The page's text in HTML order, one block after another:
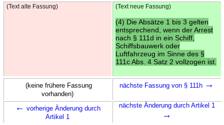
(Text alte Fassung) (Text neue Fassung)
(4) Die Absätze 1 bis 3 gelten
entsprechend, wenn der Arrest
nach § 111d in ein Schiff,
Schiffsbauwerk oder
Luftfahrzeug im Sinne des §
111c Abs. 4 Satz 2 vollzogen ist.
(keine frühere Fassung
vorhanden)
nächste Fassung von § 111h →
← vorherige Änderung durch
Artikel 1
nächste Änderung durch Artikel 1
→